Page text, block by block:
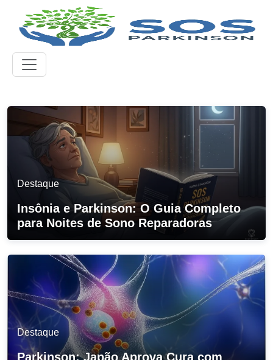
Destaque
Insônia e Parkinson: O Guia Completo
para Noites de Sono Reparadoras
Destaque
Parkinson: Japão Aprova Cura com